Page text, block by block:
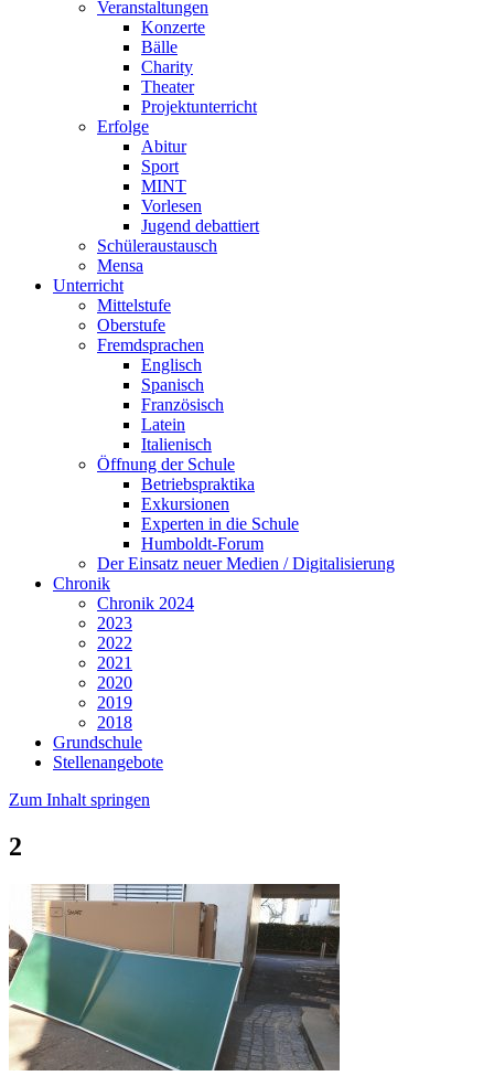
Veranstaltungen
Konzerte
Bälle
Charity
Theater
Projektunterricht
Erfolge
Abitur
Sport
MINT
Vorlesen
Jugend debattiert
Schüleraustausch
Mensa
Unterricht
Mittelstufe
Oberstufe
Fremdsprachen
Englisch
Spanisch
Französisch
Latein
Italienisch
Öffnung der Schule
Betriebspraktika
Exkursionen
Experten in die Schule
Humboldt-Forum
Der Einsatz neuer Medien / Digitalisierung
Chronik
Chronik 2024
2023
2022
2021
2020
2019
2018
Grundschule
Stellenangebote
Zum Inhalt springen
2